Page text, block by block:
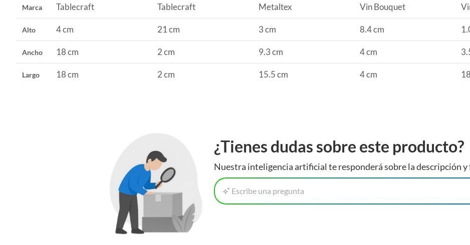
Marca Tablecraft Tablecraft Metaltex Vin Bouquet
Alto 4 cm 21 cm 3 cm 8.4 cm
Ancho 18 cm 2 cm 9.3 cm 4 cm
Largo 18 cm 2 cm 15.5 cm 4 cm
¿Tienes dudas sobre este producto?
Nuestra inteligencia artificial te responderá sobre la descripción y
Escribe una pregunta